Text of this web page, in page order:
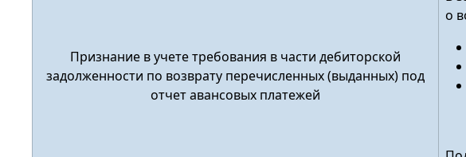
Признание в учете требования в части дебиторской
задолженности по возврату перечисленных (выданных) под
отчет авансовых платежей
о